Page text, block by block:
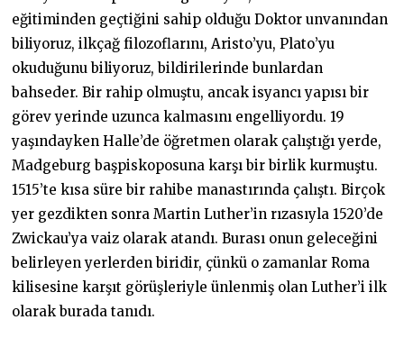
eğitiminden geçtiğini sahip olduğu Doktor unvanından
biliyoruz, ilkçağ filozoflarını, Aristo’yu, Plato’yu
okuduğunu biliyoruz, bildirilerinde bunlardan
bahseder. Bir rahip olmuştu, ancak isyancı yapısı bir
görev yerinde uzunca kalmasını engelliyordu. 19
yaşındayken Halle’de öğretmen olarak çalıştığı yerde,
Madgeburg başpiskoposuna karşı bir birlik kurmuştu.
1515’te kısa süre bir rahibe manastırında çalıştı. Birçok
yer gezdikten sonra Martin Luther’in rızasıyla 1520’de
Zwickau’ya vaiz olarak atandı. Burası onun geleceğini
belirleyen yerlerden biridir, çünkü o zamanlar Roma
kilisesine karşıt görüşleriyle ünlenmiş olan Luther’i ilk
olarak burada tanıdı.